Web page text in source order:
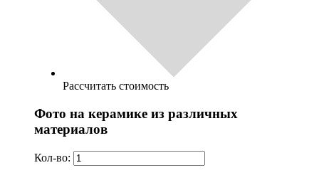
Рассчитать стоимость
Фото на керамике из различных
материалов
Кол-во: